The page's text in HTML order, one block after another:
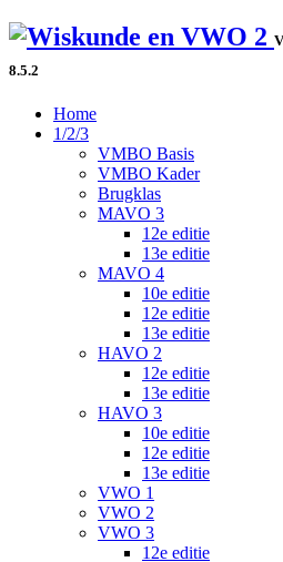
8.5.2
Home
1/2/3
VMBO Basis
VMBO Kader
Brugklas
MAVO 3
12e editie
13e editie
MAVO 4
10e editie
12e editie
13e editie
HAVO 2
12e editie
13e editie
HAVO 3
10e editie
12e editie
13e editie
VWO 1
VWO 2
VWO 3
12e editie